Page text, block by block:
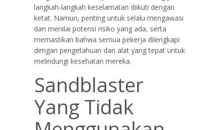
langkah-langkah keselamatan diikuti dengan
ketat. Namun, penting untuk selalu mengawasi
dan menilai potensi risiko yang ada, serta
memastikan bahwa semua pekerja dilengkapi
dengan pengetahuan dan alat yang tepat untuk
melindungi kesehatan mereka.
Sandblaster
Yang Tidak